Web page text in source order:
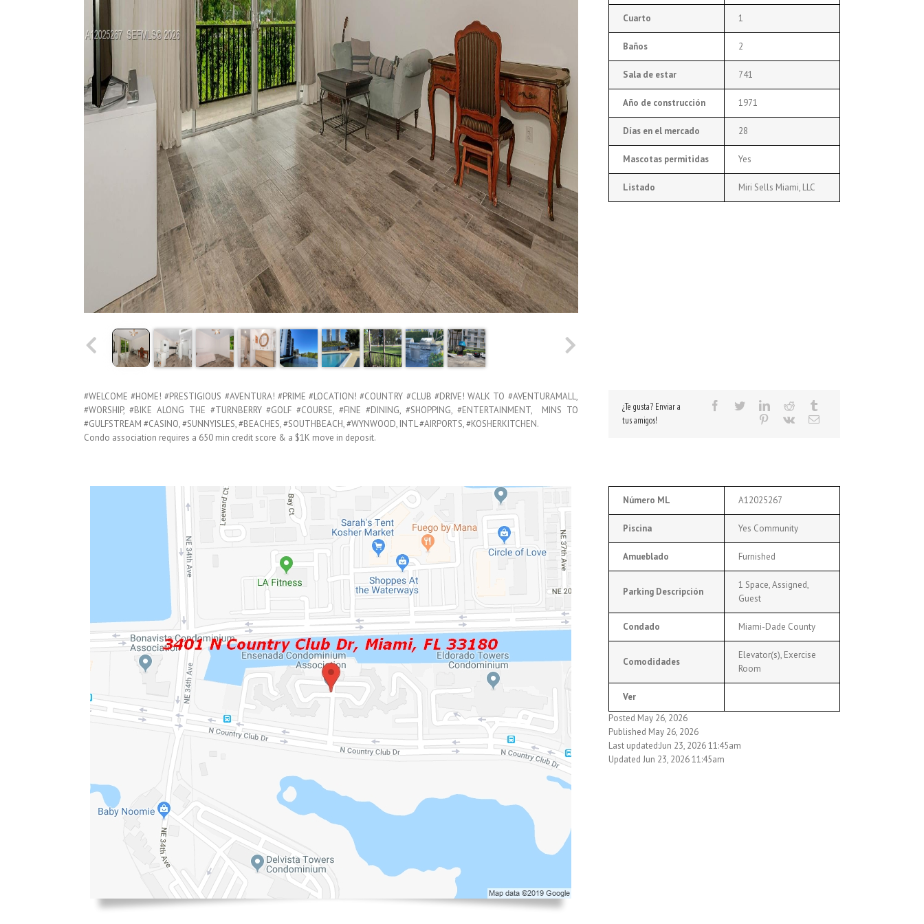
Cuarto 1
Baños 2
Sala de estar 741
Año de construcción 1971
Días en el mercado 28
Mascotas permitidas Yes
Listado Miri Sells Miami, LLC
#WELCOME #HOME! #PRESTIGIOUS #AVENTURA! #PRIME #LOCATION! #COUNTRY #CLUB #DRIVE! WALK TO #AVENTURAMALL,
#WORSHIP, #BIKE ALONG THE #TURNBERRY #GOLF #COURSE, #FINE #DINING, #SHOPPING, #ENTERTAINMENT, MINS TO
#GULFSTREAM #CASINO, #SUNNYISLES, #BEACHES, #SOUTHBEACH, #WYNWOOD, INTL #AIRPORTS, #KOSHERKITCHEN.
Condo association requires a 650 min credit score & a $1K move in deposit.
¿Te gusta? Enviar a
tus amigos!
Número ML A12025267
Piscina Yes Community
Amueblado Furnished
Parking Descripción
1 Space, Assigned,
Guest
Condado Miami-Dade County
Comodidades
Elevator(s), Exercise
Room
Ver
Posted May 26, 2026
Published May 26, 2026
Last updated:Jun 23, 2026 11:45am
Updated Jun 23, 2026 11:45am